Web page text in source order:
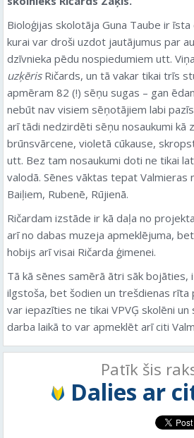
Bioloģijas skolotāja Guna Taube ir
kurai var droši uzdot jautājumus par
dzīvnieka pēdu nospiedumiem utt.
uzķērisRičards, un tā vakar tikai trīs
apmēram 82 (!) sēņu sugas – gan
nebūt nav visiem sēņotājiem labi
arī tādi nedzirdēti sēņu nosaukumi kā
brūnsvārcene, violetā cūkause,
utt. Bez tam nosaukumi doti ne tikai
valodā. Sēnes vāktas tepat Valmieras
Baiļiem, Rubenē, Rūjienā.
Ričardam izstāde ir kā daļa no
arī no dabas muzeja apmeklējuma,
hobijs arī visai Ričarda ģimenei.
Tā kā sēnes samērā ātri sāk
ilgstoša, bet šodien un trešdienas rīta
var iepazīties ne tikai VPVĢ skolēni
darba laikā to var apmeklēt arī citi
Patīk šis
Dalies ar